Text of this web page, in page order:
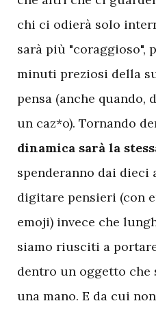
chi ci odierà solo
sarà più "coraggioso",
minuti preziosi della
pensa (anche quando,
un caz*o). Tornando
dinamica sarà la
spenderanno dai dieci
digitare pensieri (con
emoji) invece che
siamo riusciti a
dentro un oggetto che
una mano. E da cui